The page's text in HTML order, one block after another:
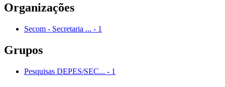
Organizações
Secom - Secretaria ... - 1
Grupos
Pesquisas DEPES/SEC... - 1